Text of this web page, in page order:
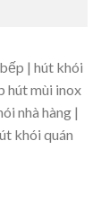
| hút khói
hút mùi inox
nhà hàng |
khói quán